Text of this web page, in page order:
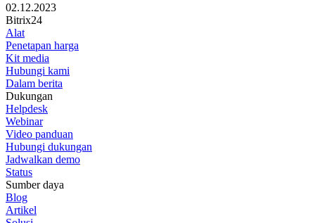
02.12.2023
Bitrix24
Alat
Penetapan harga
Kit media
Hubungi kami
Dalam berita
Dukungan
Helpdesk
Webinar
Video panduan
Hubungi dukungan
Jadwalkan demo
Status
Sumber daya
Blog
Artikel